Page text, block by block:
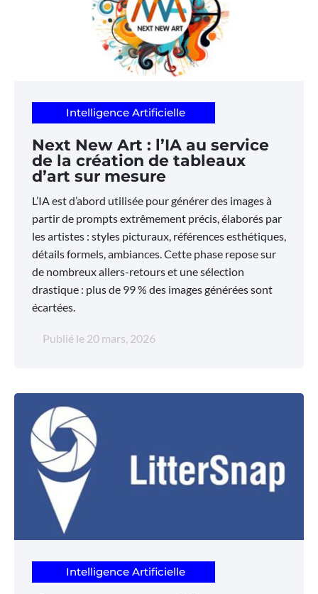
Intelligence Artificielle
Next New Art : l’IA au service
de la création de tableaux
d’art sur mesure
L’IA est d’abord utilisée pour générer des images à
partir de prompts extrêmement précis, élaborés par
les artistes : styles picturaux, références esthétiques,
détails formels, ambiances. Cette phase repose sur
de nombreux allers-retours et une sélection
drastique : plus de 99 % des images générées sont
écartées.
Publié le 20 mars, 2026
Intelligence Artificielle